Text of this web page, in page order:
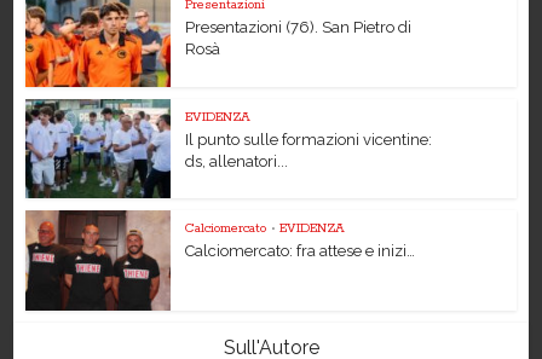
Presentazioni
Presentazioni (76). San Pietro di
Rosà
EVIDENZA
Il punto sulle formazioni vicentine:
ds, allenatori...
Calciomercato • EVIDENZA
Calciomercato: fra attese e inizi…
Sull'Autore